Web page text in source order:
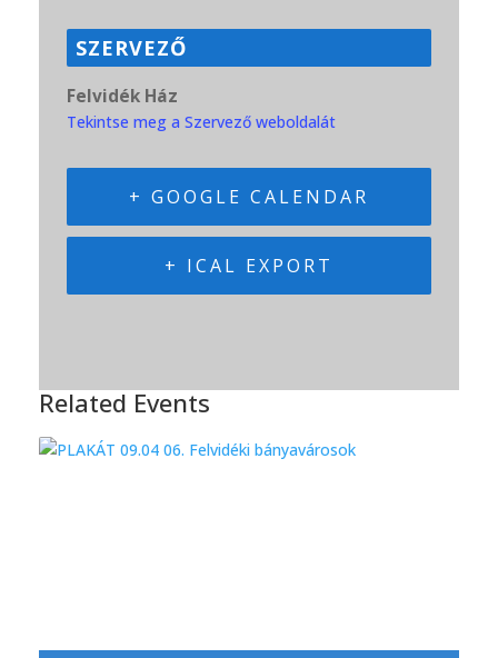
SZERVEZŐ
Felvidék Ház
Tekintse meg a Szervező weboldalát
+ GOOGLE CALENDAR
+ ICAL EXPORT
Related Events